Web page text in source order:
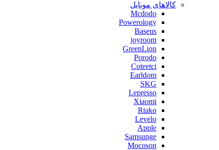
کالاهای موبایل
Mcdodo
Powerology
Baseus
joyroom
GreenLion
Porodo
Coteetci
Earldom
SKG
Lepresso
Xiaomi
Rtako
Levelo
Apple
Samsunge
Mocoson